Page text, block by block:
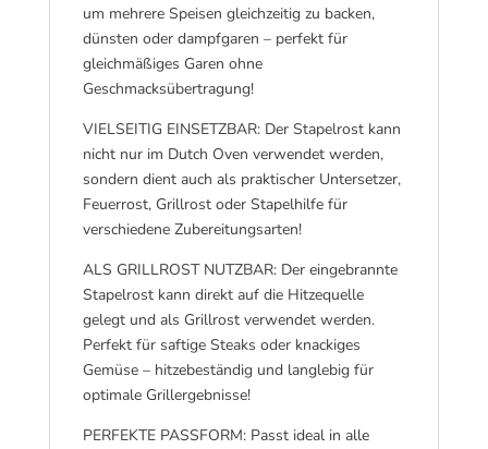
um mehrere Speisen gleichzeitig zu backen,
dünsten oder dampfgaren – perfekt für
gleichmäßiges Garen ohne
Geschmacksübertragung!
VIELSEITIG EINSETZBAR: Der Stapelrost kann
nicht nur im Dutch Oven verwendet werden,
sondern dient auch als praktischer Untersetzer,
Feuerrost, Grillrost oder Stapelhilfe für
verschiedene Zubereitungsarten!
ALS GRILLROST NUTZBAR: Der eingebrannte
Stapelrost kann direkt auf die Hitzequelle
gelegt und als Grillrost verwendet werden.
Perfekt für saftige Steaks oder knackiges
Gemüse – hitzebeständig und langlebig für
optimale Grillergebnisse!
PERFEKTE PASSFORM: Passt ideal in alle